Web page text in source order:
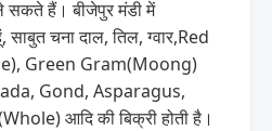
सकते हैं। बीजेपुर मंडी में
चना दाल, तिल, ग्वार,Red
Green Gram(Moong)
Gond, Asparagus,
आदि की बिक्री होती है।